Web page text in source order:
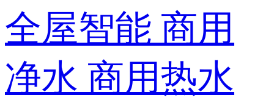
全屋智能 商用
净水 商用热水